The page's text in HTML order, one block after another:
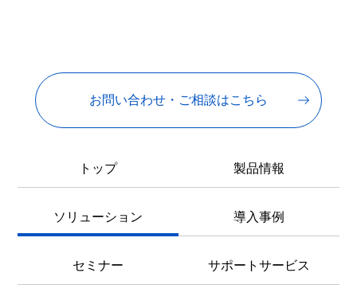
お問い合わせ・ご相談はこちら
トップ 製品情報
ソリューション 導入事例
セミナー サポートサービス